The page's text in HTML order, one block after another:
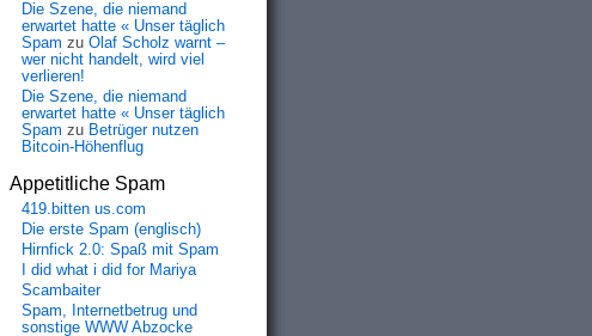
Die Szene, die niemand
erwartet hatte « Unser täglich
Spam zu Olaf Scholz warnt –
wer nicht handelt, wird viel
verlieren!
Die Szene, die niemand
erwartet hatte « Unser täglich
Spam zu Betrüger nutzen
Bitcoin-Höhenflug
Appetitliche Spam
419.bitten us.com
Die erste Spam (englisch)
Hirnfick 2.0: Spaß mit Spam
I did what i did for Mariya
Scambaiter
Spam, Internetbetrug und
sonstige WWW Abzocke